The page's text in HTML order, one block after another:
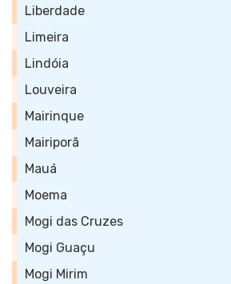
Liberdade
Limeira
Lindóia
Louveira
Mairinque
Mairiporã
Mauá
Moema
Mogi das Cruzes
Mogi Guaçu
Mogi Mirim